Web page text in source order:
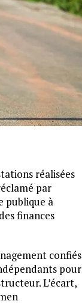
réalisées
par
publique à
finances
confiés
pour
L’écart,